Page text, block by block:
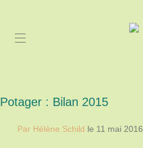
Potager : Bilan 2015
Par Hélène Schild le 11 mai 2016